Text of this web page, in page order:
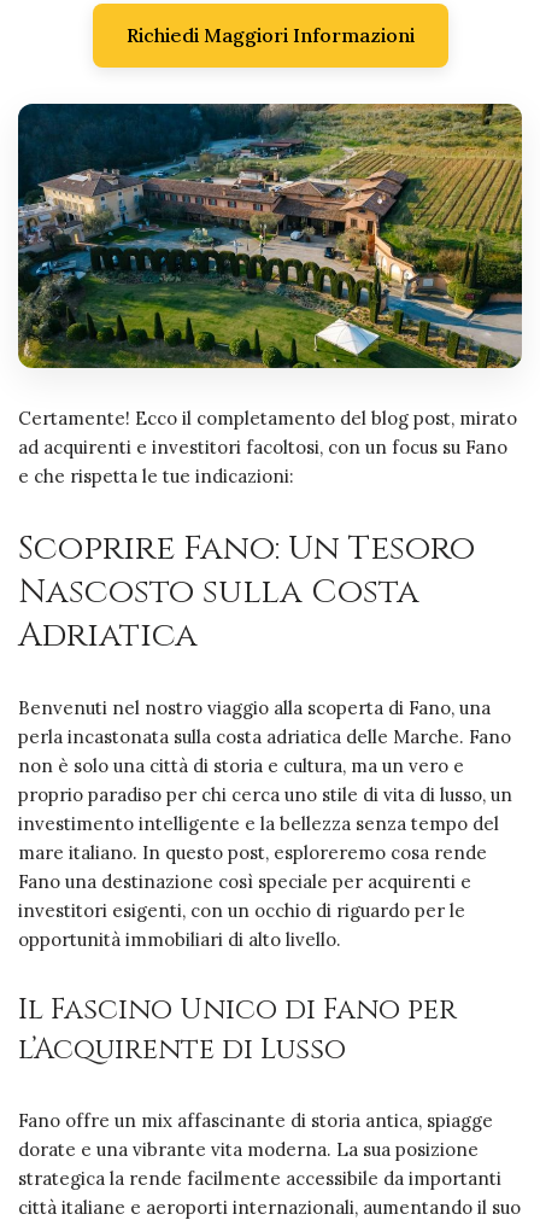
Richiedi Maggiori Informazioni
Certamente! Ecco il completamento del blog post, mirato
ad acquirenti e investitori facoltosi, con un focus su Fano
e che rispetta le tue indicazioni:
Scoprire Fano: Un Tesoro
Nascosto sulla Costa
Adriatica
Benvenuti nel nostro viaggio alla scoperta di Fano, una
perla incastonata sulla costa adriatica delle Marche. Fano
non è solo una città di storia e cultura, ma un vero e
proprio paradiso per chi cerca uno stile di vita di lusso, un
investimento intelligente e la bellezza senza tempo del
mare italiano. In questo post, esploreremo cosa rende
Fano una destinazione così speciale per acquirenti e
investitori esigenti, con un occhio di riguardo per le
opportunità immobiliari di alto livello.
Il Fascino Unico di Fano per
l’Acquirente di Lusso
Fano offre un mix affascinante di storia antica, spiagge
dorate e una vibrante vita moderna. La sua posizione
strategica la rende facilmente accessibile da importanti
città italiane e aeroporti internazionali, aumentando il suo